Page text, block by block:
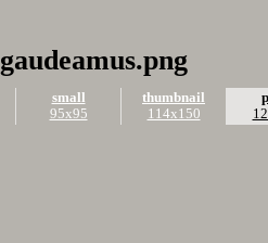
gaudeamus.png
small
95x95
thumbnail
114x150